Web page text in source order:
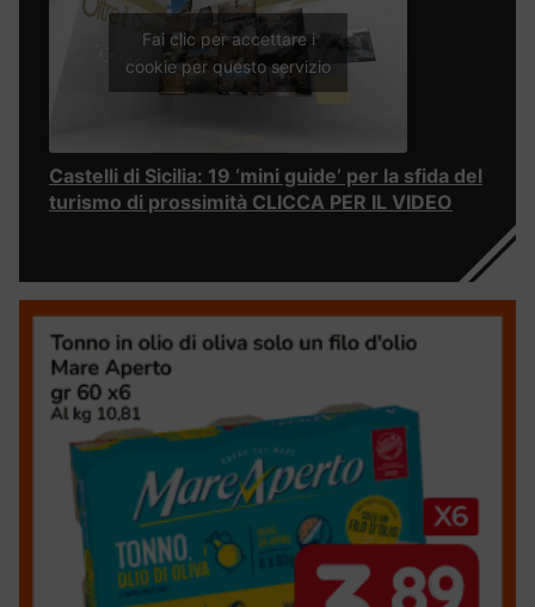
Fai clic per accettare i
cookie per questo servizio
Castelli di Sicilia: 19 ‘mini guide’ per la sfida del
turismo di prossimità CLICCA PER IL VIDEO